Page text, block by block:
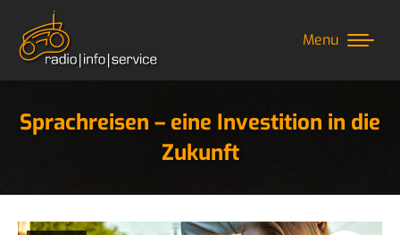
Menu
Sprachreisen – eine Investition in die
Zukunft